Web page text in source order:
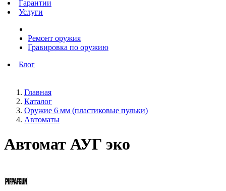
Гарантии
Услуги
Ремонт оружия
Гравировка по оружию
Блог
Главная
Каталог
Оружие 6 мм (пластиковые пульки)
Автоматы
Автомат АУГ эко